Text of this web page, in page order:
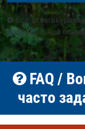
Все отзывы
добровольной
FAQ /
часто